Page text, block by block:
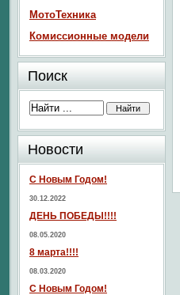
МотоТехника
Комиссионные модели
Поиск
Новости
С Новым Годом!
30.12.2022
ДЕНЬ ПОБЕДЫ!!!!
08.05.2020
8 марта!!!!
08.03.2020
С Новым Годом!